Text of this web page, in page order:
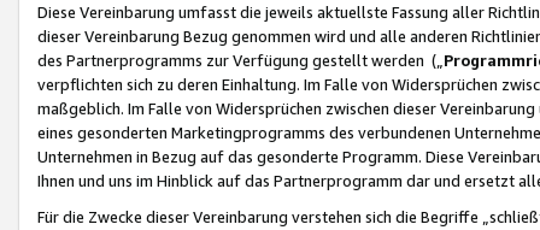
Diese Vereinbarung umfasst die jeweils aktuellste Fassung aller
dieser Vereinbarung Bezug genommen wird und alle anderen
des Partnerprogramms zur Verfügung gestellt werden („
verpflichten sich zu deren Einhaltung. Im Falle von Widersprüchen
maßgeblich. Im Falle von Widersprüchen zwischen dieser
eines gesonderten Marketingprogramms des verbundenen
Unternehmen in Bezug auf das gesonderte Programm. Diese
Ihnen und uns im Hinblick auf das Partnerprogramm dar und ersetzt
Für die Zwecke dieser Vereinbarung verstehen sich die Begriffe